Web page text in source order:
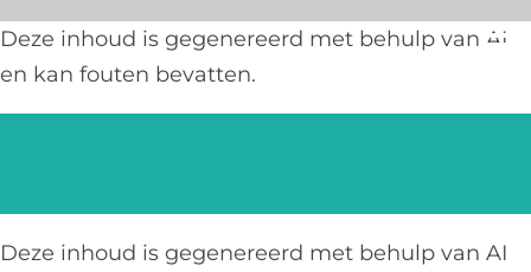
Ga
naar
inhoud
Deze inhoud is gegenereerd met behulp van AI
en kan fouten bevatten.
Deze inhoud is gegenereerd met behulp van AI